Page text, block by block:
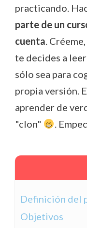
practicando.
parte de un
cuenta.
te decides a
sólo sea para
propia versión.
aprender de
"clon"
.
Definición del
Objetivos